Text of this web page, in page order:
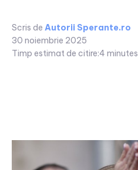
Scris de Autorii Sperante.ro
30 noiembrie 2025
Timp estimat de citire:4 minutes